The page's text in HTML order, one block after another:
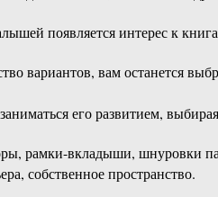
появляется интерес к
вариантов, вам останется
его развитием,
рамки-вкладыши, шнуровки
собственное пространство.